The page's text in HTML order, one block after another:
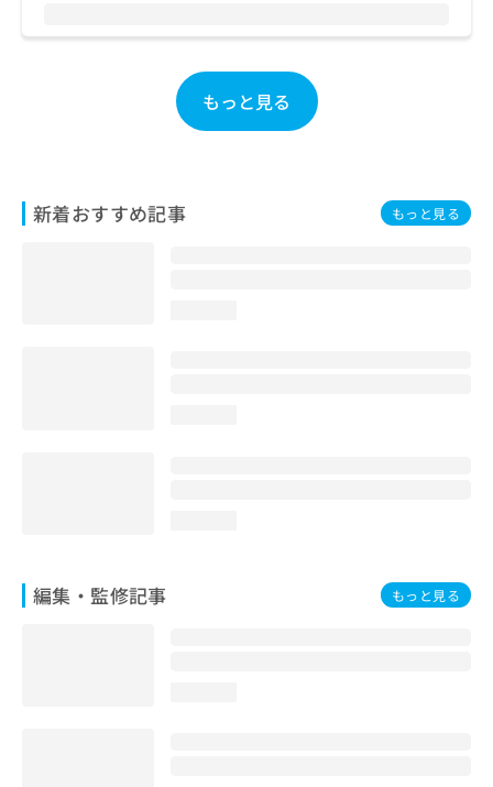
もっと見る
新着おすすめ記事 もっと見る
編集・監修記事 もっと見る
問
ら